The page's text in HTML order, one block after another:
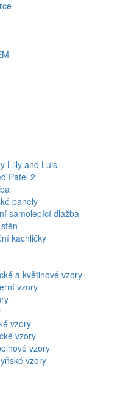
Lilly and Luis
Patel 2
panely
samolepící dlažba
kachličky
a květinové vzory
vzory
vzory
vzory
vzory
vzory